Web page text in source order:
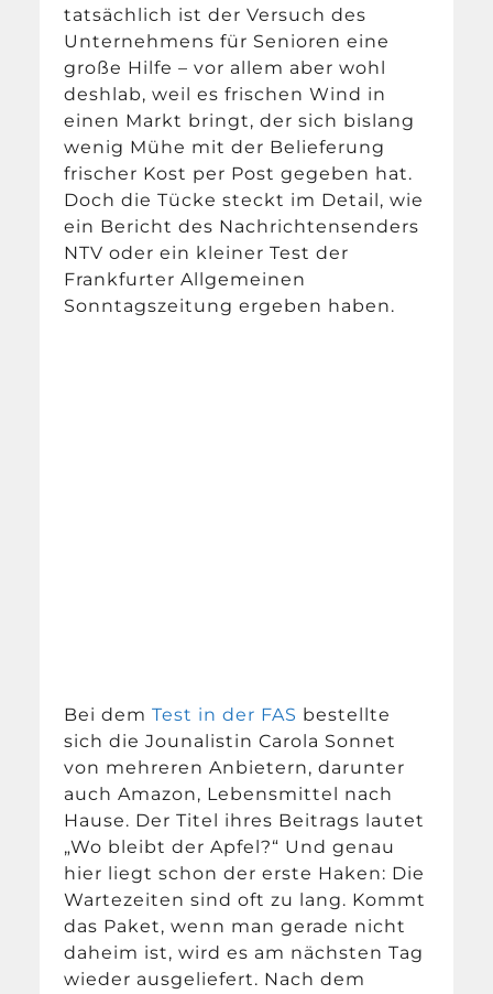
tatsächlich ist der Versuch des
Unternehmens für Senioren eine
große Hilfe – vor allem aber wohl
deshlab, weil es frischen Wind in
einen Markt bringt, der sich bislang
wenig Mühe mit der Belieferung
frischer Kost per Post gegeben hat.
Doch die Tücke steckt im Detail, wie
ein Bericht des Nachrichtensenders
NTV oder ein kleiner Test der
Frankfurter Allgemeinen
Sonntagszeitung ergeben haben.
Bei demTest in der FAS bestellte
sich die Jounalistin Carola Sonnet
von mehreren Anbietern, darunter
auch Amazon, Lebensmittel nach
Hause. Der Titel ihres Beitrags lautet
„Wo bleibt der Apfel?“ Und genau
hier liegt schon der erste Haken: Die
Wartezeiten sind oft zu lang. Kommt
das Paket, wenn man gerade nicht
daheim ist, wird es am nächsten Tag
wieder ausgeliefert. Nach dem